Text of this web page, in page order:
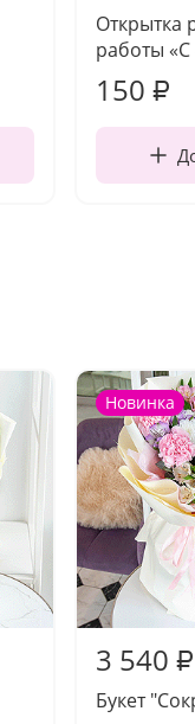
Открытка
работы «С
150 ₽
Новинка
3 540 ₽
Букет